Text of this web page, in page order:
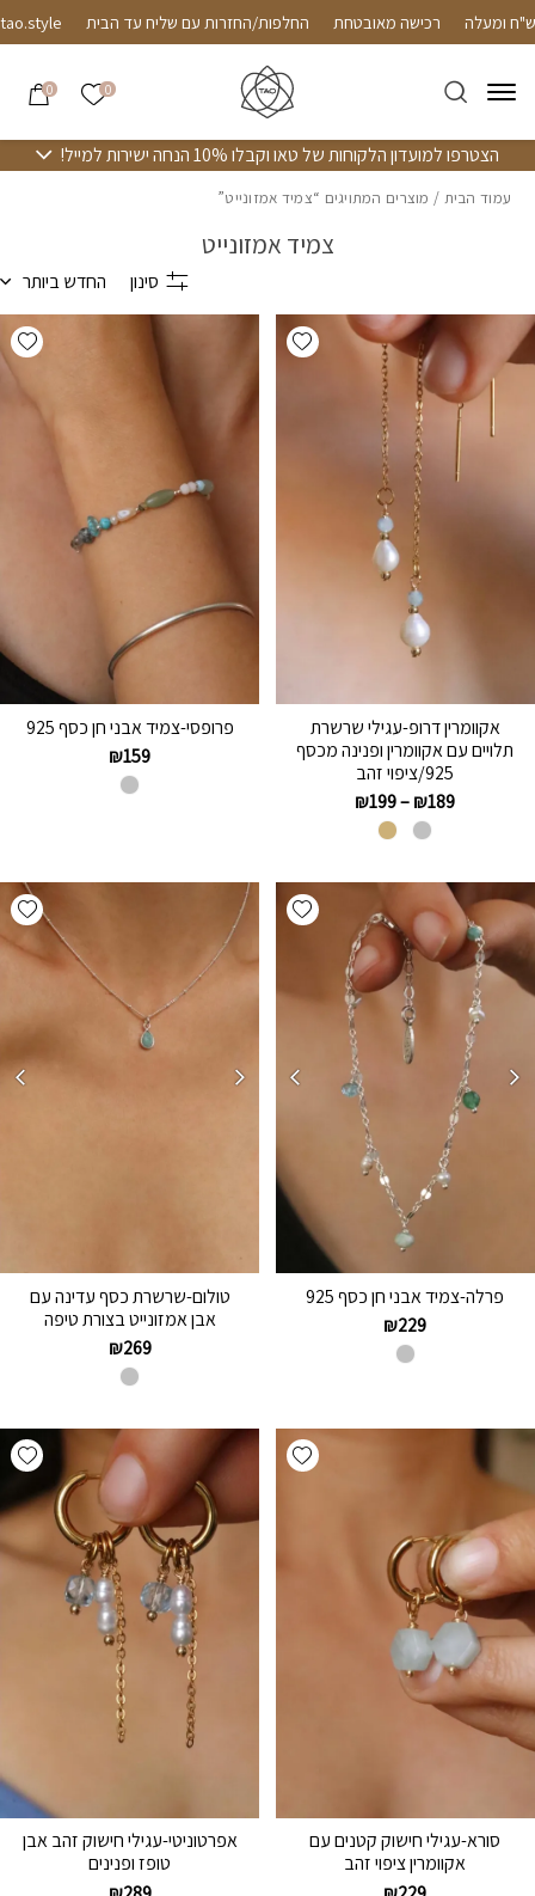
Skip to Content
450 ש"ח ומעלה רכישה מאובטחת החלפות/החזרות עם שליח עד
0 הרשימה
0
הצטרפו למועדון הלקוחות של טאו וקבלו 10% הנחה ישירות למייל!
עמוד הבית / מוצרים המתויגים “צמיד אמזונייט”
צמיד אמזונייט
סינון החדש ביותר
Add wishlist
אקוומרין דרופ-עגילי שרשרת
תלויים עם אקוומרין ופנינה מכסף
925/ציפוי זהב
₪189
–
₪199
פרופסי-צמיד אבני חן כסף 925
₪159
Add wishlist
פרלה-צמיד אבני חן כסף 925
₪229
טולום-שרשרת כסף עדינה עם
אבן אמזונייט בצורת טיפה
₪269
Add wishlist
סורא-עגילי חישוק קטנים עם
אקוומרין ציפוי זהב
אפרטוניטי-עגילי חישוק זהב אבן
טופז ופנינים
בחזרה למעלה